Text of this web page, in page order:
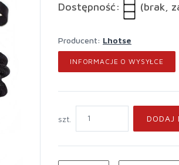
Dostępność: (brak,
Producent: Lhotse
INFORMACJE O WYSYŁCE
szt. DODAJ